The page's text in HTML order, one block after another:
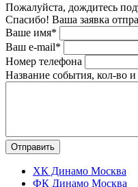
Пожалуйста, дождитесь
Спасибо! Ваша заявка
Ваше имя*
Ваш e-mail*
Номер телефона
Название события, кол-во и
ХК Динамо Москва
ФК Динамо Москва